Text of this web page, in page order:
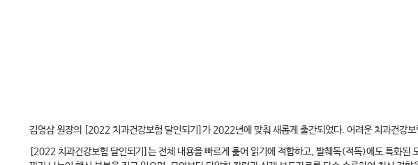
김영삼 원장의 [2022 치과건강보험 달인되기]가 2022년에 맞춰 새롭게 출간되었다. 어려운 치과건강
[2022 치과건강보험 달인되기]는 전체 내용을 빠르게 훑어 읽기에 적합하고, 발췌독(적독)에도 특화된